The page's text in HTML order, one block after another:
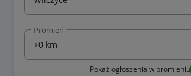
Promień
Pokaż ogłoszenia w promieniu